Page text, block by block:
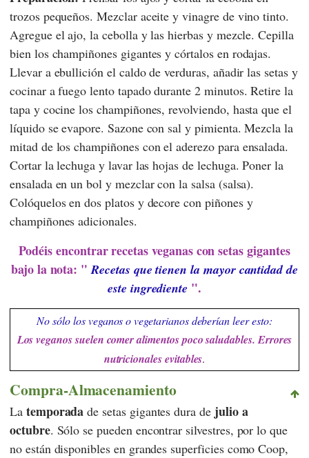
trozos pequeños. Mezclar aceite y vinagre de vino tinto.
Agregue el ajo, la cebolla y las hierbas y mezcle. Cepilla
bien los champiñones gigantes y córtalos en rodajas.
Llevar a ebullición el caldo de verduras, añadir las setas y
cocinar a fuego lento tapado durante 2 minutos. Retire la
tapa y cocine los champiñones, revolviendo, hasta que el
líquido se evapore. Sazone con sal y pimienta. Mezcla la
mitad de los champiñones con el aderezo para ensalada.
Cortar la lechuga y lavar las hojas de lechuga. Poner la
ensalada en un bol y mezclar con la salsa (salsa).
Colóquelos en dos platos y decore con piñones y
champiñones adicionales.
Podéis encontrar recetas veganas con setas gigantes
bajo la nota: "Recetas que tienen la mayor cantidad de
este ingrediente ".
No sólo los veganos o vegetarianos deberían leer esto:
Los veganos suelen comer alimentos poco saludables. Errores
nutricionales evitables.
Compra-Almacenamiento
La temporada de setas gigantes dura de julio a
octubre. Sólo se pueden encontrar silvestres, por lo que
no están disponibles en grandes superficies comoCoop,